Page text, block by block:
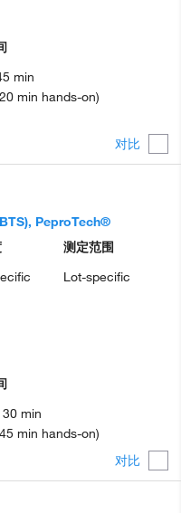
对比
min
min hands-on)
对比
PeproTech®
测定范围
Lot-specific
min
min hands-on)